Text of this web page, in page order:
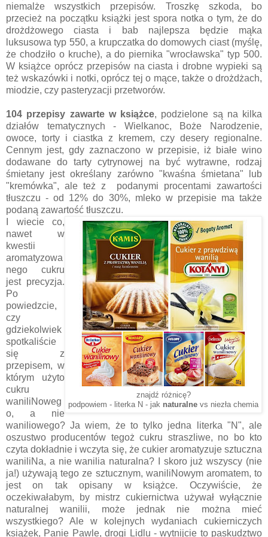
niemalże wszystkich przepisów. Troszkę szkoda, bo
przecież na początku książki jest spora notka o tym, że do
drożdżowego ciasta i bab najlepsza będzie mąka
luksusowa typ 550, a krupczatka do domowych ciast (myślę,
że chodziło o kruche), a do piernika "wrocławska" typ 500.
W książce oprócz przepisów na ciasta i drobne wypieki są
też wskazówki i notki, oprócz tej o mące, także o drożdżach,
miodzie, czy pasteryzacji przetworów.
104 przepisy zawarte w książce, podzielone są na kilka
działów tematycznych - Wielkanoc, Boże Narodzenie,
owoce, torty i ciastka z kremem, czy desery regionalne.
Cennym jest, gdy zaznaczono w przepisie, iż białe wino
dodawane do tarty cytrynowej na być wytrawne, rodzaj
śmietany jest określany zarówno "kwaśna śmietana" lub
"kremówka", ale też z podanymi procentami zawartości
tłuszczu - od 12% do 30%, mleko w przepisie ma także
podaną zawartość tłuszczu.
znajdź różnicę?
podpowiem - literka N - jak naturalne vs niezła chemia
I wiecie co,
nawet w
kwestii
aromatyzowa
nego cukru
jest precyzja.
Po
powiedzcie,
czy
gdziekolwiek
spotkaliście
się z
przepisem, w
którym użyto
cukru
waniliNoweg
o, a nie
waniliowego? Ja wiem, że to tylko jedna literka "N", ale
oszustwo producentów tegoż cukru straszliwe, no bo kto
czyta dokładnie i wczyta się, że cukier aromatyzuje sztuczna
waniliNa, a nie wanilia naturalna? I skoro już wszyscy (nie
ja!) używają tego ze sztucznym, waniliNowym aromatem, to
jest on tak opisany w książce. Oczywiście, że
oczekiwałabym, by mistrz cukiernictwa używał wyłącznie
naturalnej wanilii, może jednak nie można mieć
wszystkiego? Ale w kolejnych wydaniach cukierniczych
książek, Panie Pawle, drogi Lidlu - wytnijcie to paskudztwo